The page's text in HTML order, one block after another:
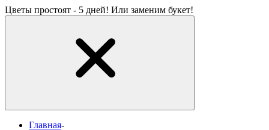
Цветы простоят - 5 дней! Или заменим букет!
Главная-